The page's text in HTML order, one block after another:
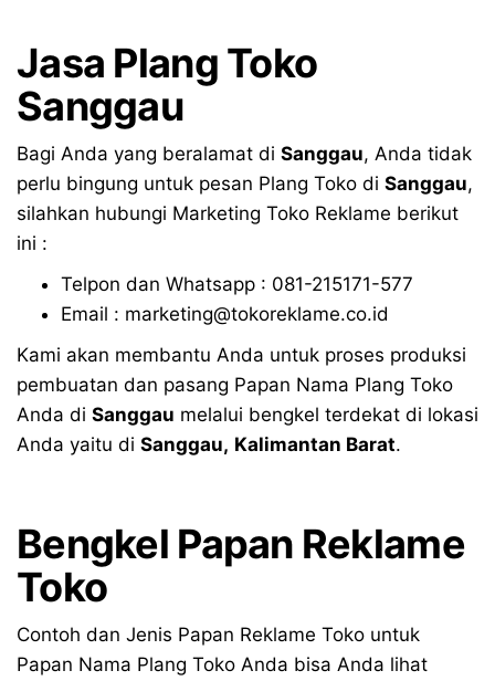
Jasa Plang Toko
Sanggau
Bagi Anda yang beralamat di Sanggau, Anda tidak
perlu bingung untuk pesan Plang Toko di Sanggau,
silahkan hubungi Marketing Toko Reklame berikut
ini :
Telpon dan Whatsapp : 081-215171-577
Email : marketing@tokoreklame.co.id
Kami akan membantu Anda untuk proses produksi
pembuatan dan pasang Papan Nama Plang Toko
Anda di Sanggau melalui bengkel terdekat di lokasi
Anda yaitu di Sanggau, Kalimantan Barat.
Bengkel Papan Reklame
Toko
Contoh dan Jenis Papan Reklame Toko untuk
Papan Nama Plang Toko Anda bisa Anda lihat